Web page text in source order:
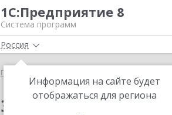
1С:Предприятие 8
Система программ
Россия
Информация на сайте будет
отображаться для региона
Главная
Заказать 1С-